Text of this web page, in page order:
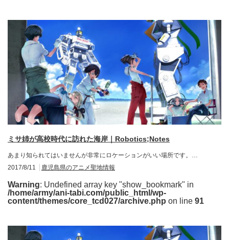
ミサ姉が高校時代に訪れた海岸｜Robotics;Notes
あまり知られてはいませんが非常にロケーションがいい場所です。…
2017/8/11
鹿児島県のアニメ聖地情報
Warning: Undefined array key "show_bookmark" in
/home/army/ani-tabi.com/public_html/wp-
content/themes/core_tcd027/archive.php on line 91